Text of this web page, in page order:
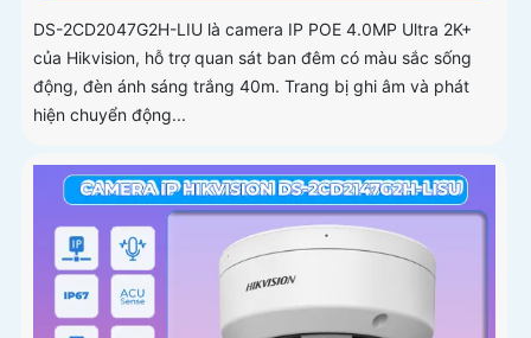
DS-2CD2047G2H-LIU là camera IP POE 4.0MP Ultra 2K+
của Hikvision, hỗ trợ quan sát ban đêm có màu sắc sống
động, đèn ánh sáng trắng 40m. Trang bị ghi âm và phát
hiện chuyển động...